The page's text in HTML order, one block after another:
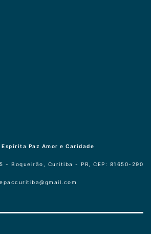
Espírita Paz Amor e Caridade
- Boqueirão, Curitiba - PR, CEP: 81650-290